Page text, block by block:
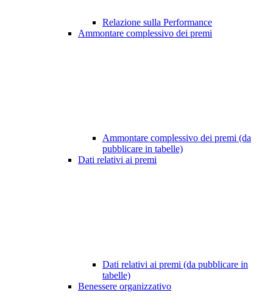
Relazione sulla Performance
Ammontare complessivo dei premi
Ammontare complessivo dei premi (da
pubblicare in tabelle)
Dati relativi ai premi
Dati relativi ai premi (da pubblicare in
tabelle)
Benessere organizzativo